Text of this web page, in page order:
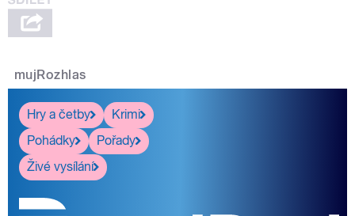
mujRozhlas
Hry a četby
Krimi
Pohádky
Pořady
Živé vysílání